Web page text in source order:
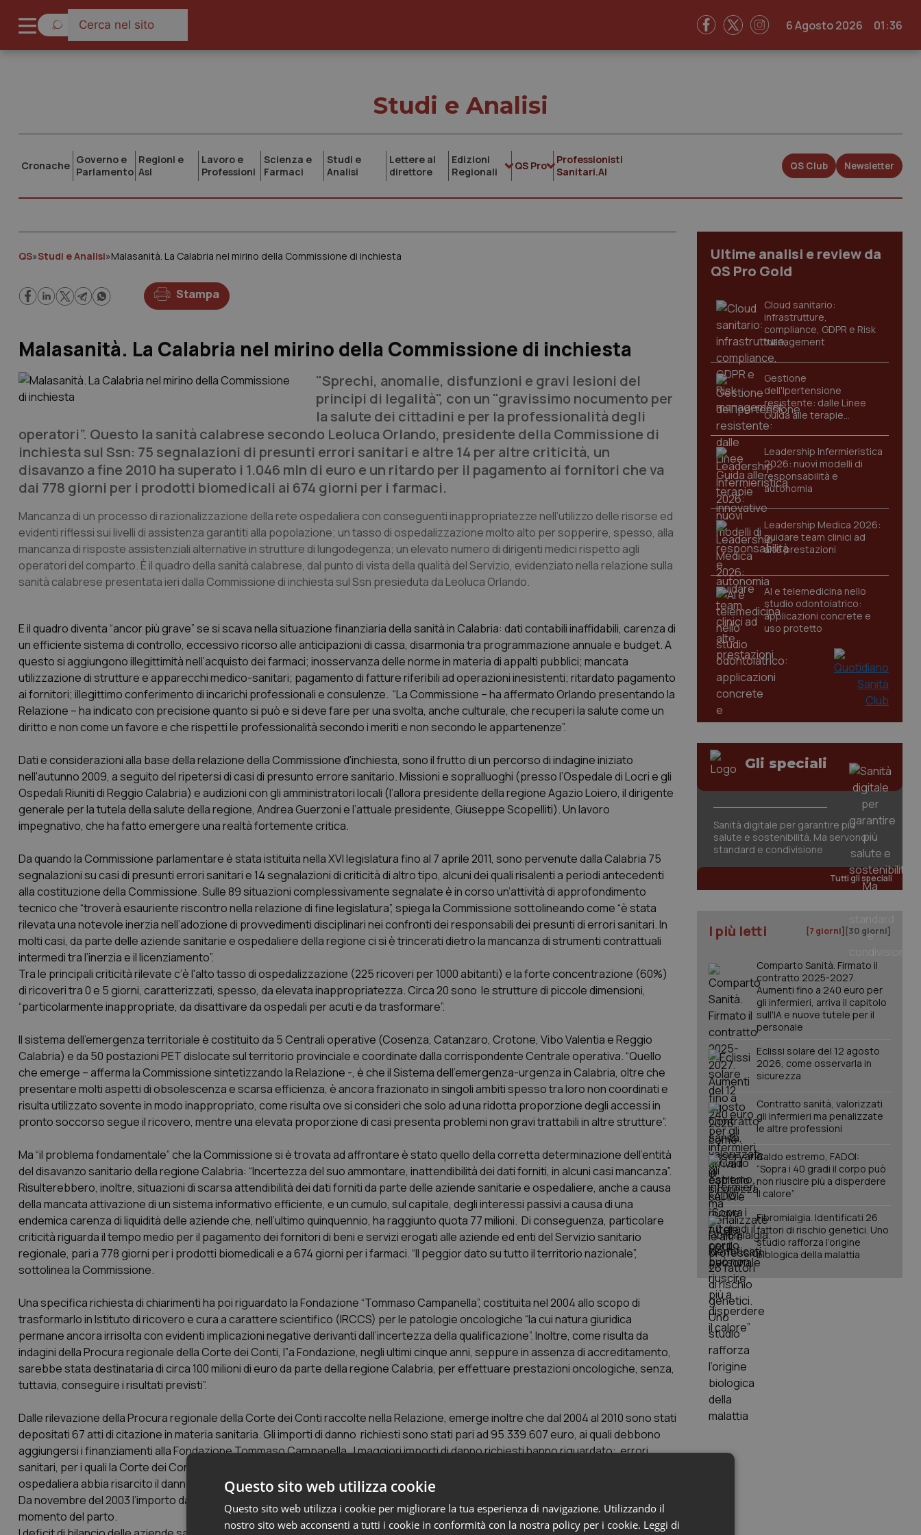
6 Agosto 2026 01:36
Studi e Analisi
Cronache Governo e
Parlamento
Regioni e
Asl
Lavoro e
Professioni
Scienza e
Farmaci
Studi e
Analisi
Lettere al
direttore
Edizioni
Regionali
QS Pro
Professionisti
Sanitari.AI
QS Club Newsletter
QS»Studi e Analisi»Malasanità. La Calabria nel mirino della Commissione di inchiesta
Stampa
Malasanità. La Calabria nel mirino della Commissione di inchiesta
"Sprechi, anomalie, disfunzioni e gravi lesioni del
principi di legalità", con un "gravissimo nocumento per
la salute dei cittadini e per la professionalità degli
operatori”. Questo la sanità calabrese secondo Leoluca Orlando, presidente della Commissione di
inchiesta sul Ssn: 75 segnalazioni di presunti errori sanitari e altre 14 per altre criticità, un
disavanzo a fine 2010 ha superato i 1.046 mln di euro e un ritardo per il pagamento ai fornitori che va
dai 778 giorni per i prodotti biomedicali ai 674 giorni per i farmaci.
Mancanza di un processo di razionalizzazione della rete ospedaliera con conseguenti inappropriatezze nell’utilizzo delle risorse ed
evidenti riflessi sui livelli di assistenza garantiti alla popolazione; un tasso di ospedalizzazione molto alto per sopperire, spesso, alla
mancanza di risposte assistenziali alternative in strutture di lungodegenza; un elevato numero di dirigenti medici rispetto agli
operatori del comparto. È il quadro della sanità calabrese, dal punto di vista della qualità del Servizio, evidenziato nella relazione sulla
sanità calabrese presentata ieri dalla Commissione di inchiesta sul Ssn presieduta da Leoluca Orlando.
E il quadro diventa “ancor più grave” se si scava nella situazione finanziaria della sanità in Calabria: dati contabili inaffidabili, carenza di
un efficiente sistema di controllo, eccessivo ricorso alle anticipazioni di cassa, disarmonia tra programmazione annuale e budget. A
questo si aggiungono illegittimità nell’acquisto dei farmaci; inosservanza delle norme in materia di appalti pubblici; mancata
utilizzazione di strutture e apparecchi medico-sanitari; pagamento di fatture riferibili ad operazioni inesistenti; ritardato pagamento
ai fornitori; illegittimo conferimento di incarichi professionali e consulenze. “La Commissione – ha affermato Orlando presentando la
Relazione – ha indicato con precisione quanto si può e si deve fare per una svolta, anche culturale, che recuperi la salute come un
diritto e non come un favore e che rispetti le professionalità secondo i meriti e non secondo le appartenenze”.
Dati e considerazioni alla base della relazione della Commissione d'inchiesta, sono il frutto di un percorso di indagine iniziato
nell'autunno 2009, a seguito del ripetersi di casi di presunto errore sanitario. Missioni e sopralluoghi (presso l’Ospedale di Locri e gli
Ospedali Riuniti di Reggio Calabria) e audizioni con gli amministratori locali (l’allora presidente della regione Agazio Loiero, il dirigente
generale per la tutela della salute della regione, Andrea Guerzoni e l’attuale presidente, Giuseppe Scopelliti). Un lavoro
impegnativo, che ha fatto emergere una realtà fortemente critica.
Da quando la Commissione parlamentare è stata istituita nella XVI legislatura fino al 7 aprile 2011, sono pervenute dalla Calabria 75
segnalazioni su casi di presunti errori sanitari e 14 segnalazioni di criticità di altro tipo, alcuni dei quali risalenti a periodi antecedenti
alla costituzione della Commissione. Sulle 89 situazioni complessivamente segnalate è in corso un’attività di approfondimento
tecnico che “troverà esauriente riscontro nella relazione di fine legislatura”, spiega la Commissione sottolineando come “è stata
rilevata una notevole inerzia nell’adozione di provvedimenti disciplinari nei confronti dei responsabili dei presunti di errori sanitari. In
molti casi, da parte delle aziende sanitarie e ospedaliere della regione ci si è trincerati dietro la mancanza di strumenti contrattuali
intermedi tra l’inerzia e il licenziamento”.
Tra le principali criticità rilevate c’è l'alto tasso di ospedalizzazione (225 ricoveri per 1000 abitanti) e la forte concentrazione (60%)
di ricoveri tra 0 e 5 giorni, caratterizzati, spesso, da elevata inappropriatezza. Circa 20 sono le strutture di piccole dimensioni,
“particolarmente inappropriate, da disattivare da ospedali per acuti e da trasformare”.
ll sistema dell’emergenza territoriale è costituito da 5 Centrali operative (Cosenza, Catanzaro, Crotone, Vibo Valentia e Reggio
Calabria) e da 50 postazioni PET dislocate sul territorio provinciale e coordinate dalla corrispondente Centrale operativa. “Quello
che emerge – afferma la Commissione sintetizzando la Relazione -, è che il Sistema dell’emergenza-urgenza in Calabria, oltre che
presentare molti aspetti di obsolescenza e scarsa efficienza, è ancora frazionato in singoli ambiti spesso tra loro non coordinati e
risulta utilizzato sovente in modo inappropriato, come risulta ove si consideri che solo ad una ridotta proporzione degli accessi in
pronto soccorso segue il ricovero, mentre una elevata proporzione di casi presenta problemi non gravi trattabili in altre strutture”.
Ma “il problema fondamentale” che la Commissione si è trovata ad affrontare è stato quello della corretta determinazione dell’entità
del disavanzo sanitario della regione Calabria: “Incertezza del suo ammontare, inattendibilità dei dati forniti, in alcuni casi mancanza”.
Risulterebbero, inoltre, situazioni di scarsa attendibilità dei dati forniti da parte delle aziende sanitarie e ospedaliere, anche a causa
della mancata attivazione di un sistema informativo efficiente, e un cumulo, sul capitale, degli interessi passivi a causa di una
endemica carenza di liquidità delle aziende che, nell’ultimo quinquennio, ha raggiunto quota 77 milioni. Di conseguenza, particolare
criticità riguarda il tempo medio per il pagamento dei fornitori di beni e servizi erogati alle aziende ed enti del Servizio sanitario
regionale, pari a 778 giorni per i prodotti biomedicali e a 674 giorni per i farmaci. “Il peggior dato su tutto il territorio nazionale”,
sottolinea la Commissione.
Una specifica richiesta di chiarimenti ha poi riguardato la Fondazione “Tommaso Campanella”, costituita nel 2004 allo scopo di
trasformarlo in Istituto di ricovero e cura a carattere scientifico (IRCCS) per le patologie oncologiche “la cui natura giuridica
permane ancora irrisolta con evidenti implicazioni negative derivanti dall’incertezza della qualificazione”. Inoltre, come risulta da
indagini della Procura regionale della Corte dei Conti, l”a Fondazione, negli ultimi cinque anni, seppure in assenza di accreditamento,
sarebbe stata destinataria di circa 100 milioni di euro da parte della regione Calabria, per effettuare prestazioni oncologiche, senza,
tuttavia, conseguire i risultati previsti”.
Dalle rilevazione della Procura regionale della Corte dei Conti raccolte nella Relazione, emerge inoltre che dal 2004 al 2010 sono stati
depositati 67 atti di citazione in materia sanitaria. Gli importi di danno richiesti sono stati pari ad 95.339.607 euro, ai quali debbono
aggiungersi i finanziamenti alla Fondazione Tommaso Campanella. I maggiori importi di danno richiesti hanno riguardato: errori
sanitari, per i quali la Corte dei Conti interviene con azione di rivalsa nei confronti responsabili quando l’Azienda sanitaria o
ospedaliera abbia risarcito il danno a seguito di sentenza di condanna.
Da novembre del 2003 l’importo danni richiesti è di oltre 4 milioni di euro, la metà riguardano invalidità che si sono verificate al
momento del parto.
Ultime analisi e review da
QS Pro Gold
Cloud sanitario:
infrastrutture,
compliance, GDPR e Risk
management
Gestione
dell'Ipertensione
resistente: dalle Linee
Guida alle terapie
innovative
Leadership Infermieristica
2026: nuovi modelli di
responsabilità e
autonomia
Leadership Medica 2026:
guidare team clinici ad
alte prestazioni
AI e telemedicina nello
studio odontoiatrico:
applicazioni concrete e
uso protetto
Gli speciali
Sanità digitale per garantire più
salute e sostenibilità. Ma servono
standard e condivisione
Tutti gli speciali
I più letti [7 giorni] [30 giorni]
Comparto Sanità. Firmato il
contratto 2025-2027.
Aumenti fino a 240 euro per
gli infermieri, arriva il capitolo
sull'IA e nuove tutele per il
personale
Eclissi solare del 12 agosto
2026, come osservarla in
sicurezza
Contratto sanità, valorizzati
gli infermieri ma penalizzate
le altre professioni
Caldo estremo, FADOI:
“Sopra i 40 gradi il corpo può
non riuscire più a disperdere
il calore”
Fibromialgia. Identificati 26
fattori di rischio genetici. Uno
studio rafforza l’origine
biologica della malattia
Questo sito web utilizza cookie
Questo sito web utilizza i cookie per migliorare la tua esperienza di navigazione. Utilizzando il
nostro sito web acconsenti a tutti i cookie in conformità con la nostra policy per i cookie. Leggi di